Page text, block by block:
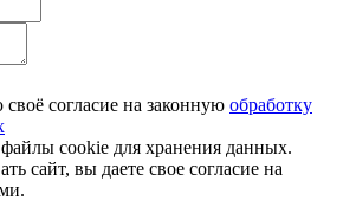
своё согласие на законную обработку
файлы cookie для хранения данных.
сайт, вы даете свое согласие на